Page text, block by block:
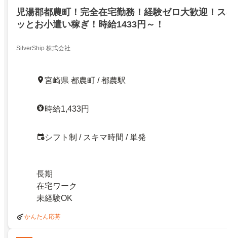
児湯郡都農町！完全在宅勤務！経験ゼロ大歓迎！
ッとお小遣い稼ぎ！時給1433円～！
SilverShip 株式会社
宮崎県 都農町 / 都農駅
時給1,433円
シフト制 / スキマ時間 / 単発
長期
在宅ワーク
未経験OK
かんたん応募